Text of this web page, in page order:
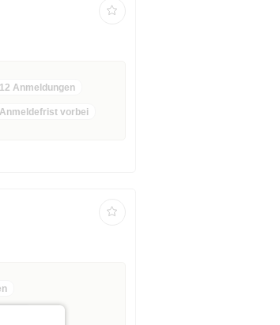
12 Anmeldungen
Anmeldefrist vorbei